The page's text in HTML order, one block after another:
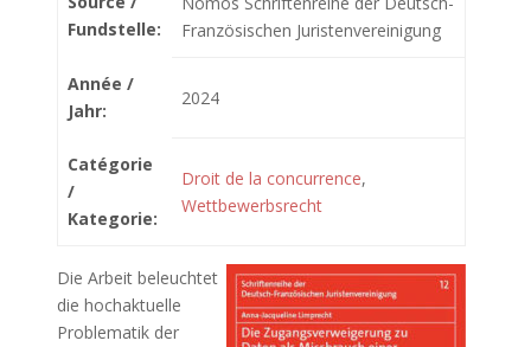
Fundstelle:
Französischen Juristenvereinigung
Année /
Jahr:
2024
Catégorie
/
Kategorie:
Droit de la concurrence,
Wettbewerbsrecht
Die Arbeit beleuchtet
die hochaktuelle
Problematik der